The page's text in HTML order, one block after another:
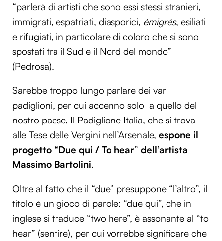
“parlerà di artisti che sono essi stessi stranieri,
immigrati, espatriati, diasporici, émigrés, esiliati
e rifugiati, in particolare di coloro che si sono
spostati tra il Sud e il Nord del mondo”
(Pedrosa).
Sarebbe troppo lungo parlare dei vari
padiglioni, per cui accenno solo a quello del
nostro paese. Il Padiglione Italia, che si trova
alle Tese delle Vergini nell’Arsenale, espone il
progetto “Due qui / To hear” dell’artista
Massimo Bartolini.
Oltre al fatto che il “due” presuppone “l’altro”, il
titolo è un gioco di parole: “due qui”, che in
inglese si traduce “two here”, è assonante al “to
hear” (sentire), per cui vorrebbe significare che